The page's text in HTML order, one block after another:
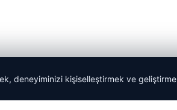
deneyiminizi kişiselleştirmek ve